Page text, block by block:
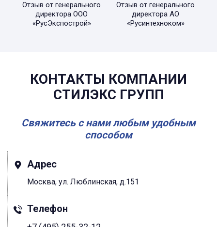
Отзыв от генерального
директора ООО
«РусЭкспострой»
Отзыв от генерального
директора АО
«Русинтехноком»
КОНТАКТЫ КОМПАНИИ
СТИЛЭКС ГРУПП
Свяжитесь с нами любым удобным
способом
Адрес
Москва, ул. Люблинская, д.151
Телефон